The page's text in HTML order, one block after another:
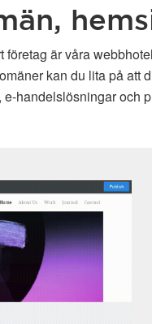
är våra
kan du lita på
handelslösningar och